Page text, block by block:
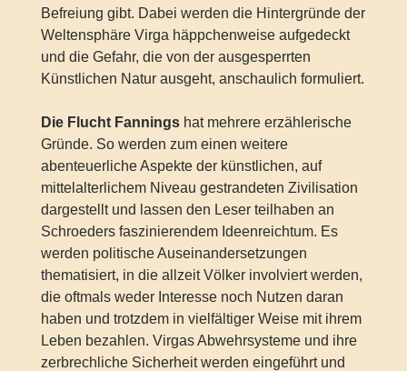
Befreiung gibt. Dabei werden die Hintergründe der
Weltensphäre Virga häppchenweise aufgedeckt
und die Gefahr, die von der ausgesperrten
Künstlichen Natur ausgeht, anschaulich formuliert.
Die Flucht Fanningshat mehrere erzählerische
Gründe. So werden zum einen weitere
abenteuerliche Aspekte der künstlichen, auf
mittelalterlichem Niveau gestrandeten Zivilisation
dargestellt und lassen den Leser teilhaben an
Schroeders faszinierendem Ideenreichtum. Es
werden politische Auseinandersetzungen
thematisiert, in die allzeit Völker involviert werden,
die oftmals weder Interesse noch Nutzen daran
haben und trotzdem in vielfältiger Weise mit ihrem
Leben bezahlen. Virgas Abwehrsysteme und ihre
zerbrechliche Sicherheit werden eingeführt und